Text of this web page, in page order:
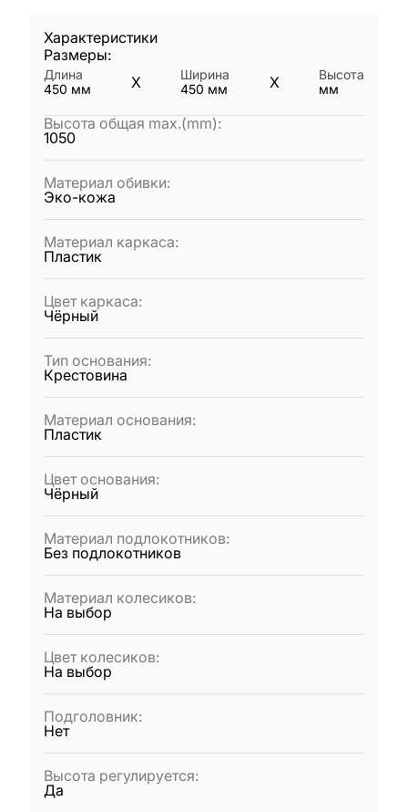
Характеристики
Размеры:
Длина
450 мм X
Ширина
450 мм X
Высота
мм
Высота общая max.(mm):
1050
Материал обивки:
Эко-кожа
Материал каркаса:
Пластик
Цвет каркаса:
Чёрный
Тип основания:
Крестовина
Материал основания:
Пластик
Цвет основания:
Чёрный
Материал подлокотников:
Без подлокотников
Материал колесиков:
На выбор
Цвет колесиков:
На выбор
Подголовник:
Нет
Высота регулируется:
Да